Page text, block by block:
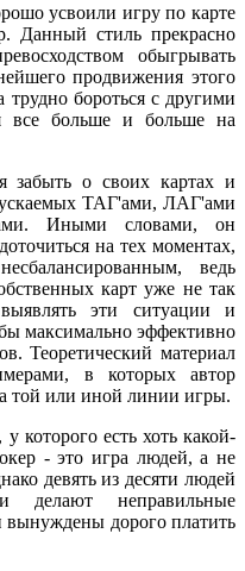
усвоили игру по карте
Данный стиль прекрасно
обыгрывать
продвижения этого
бороться с другими
все больше и больше на
забыть о своих картах и
ТАГ'ами, ЛАГ'ами
Иными словами, он
на тех моментах,
ведь
карт уже не так
эти ситуации и
максимально эффективно
Теоретический материал
в которых автор
той или иной линии игры.
которого есть хоть какой-
- это игра людей, а не
девять из десяти людей
неправильные
вынуждены дорого платить